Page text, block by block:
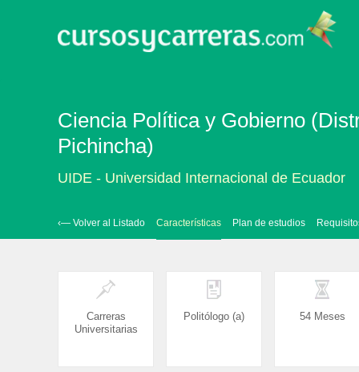
Ciencia Política y Gobierno
Pichincha)
UIDE - Universidad Internacional de Ecuador
‹— Volver al Listado Características Plan de estudios
Carreras
Universitarias
Politólogo (a) 54 Meses